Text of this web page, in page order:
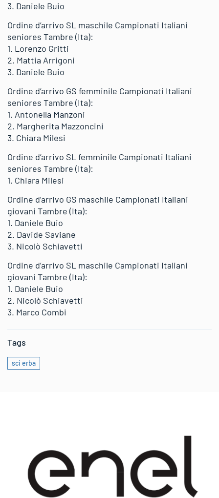
3. Daniele Buio
Ordine d’arrivo SL maschile Campionati Italiani
seniores Tambre (Ita):
1. Lorenzo Gritti
2. Mattia Arrigoni
3. Daniele Buio
Ordine d’arrivo GS femminile Campionati Italiani
seniores Tambre (Ita):
1. Antonella Manzoni
2. Margherita Mazzoncini
3. Chiara Milesi
Ordine d’arrivo SL femminile Campionati Italiani
seniores Tambre (Ita):
1. Chiara Milesi
Ordine d’arrivo GS maschile Campionati Italiani
giovani Tambre (Ita):
1. Daniele Buio
2. Davide Saviane
3. Nicolò Schiavetti
Ordine d’arrivo SL maschile Campionati Italiani
giovani Tambre (Ita):
1. Daniele Buio
2. Nicolò Schiavetti
3. Marco Combi
Tags
sci erba